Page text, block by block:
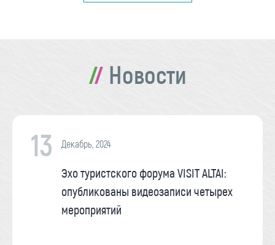
Новости
13 Декабрь, 2024
Эхо туристского форума VISIT ALTAI:
опубликованы видеозаписи четырех
мероприятий